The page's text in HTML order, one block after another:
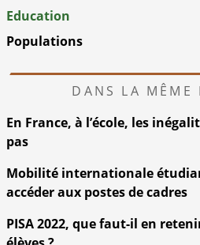
Education
Populations
DANS LA MÊME
En France, à l’école, les
pas
Mobilité internationale
accéder aux postes de cadres
PISA 2022, que faut-il en